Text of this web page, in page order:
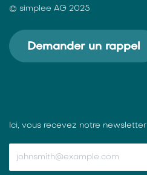
© simplee AG 2025
Demander un rappel
Ici, vous recevez notre newsletter